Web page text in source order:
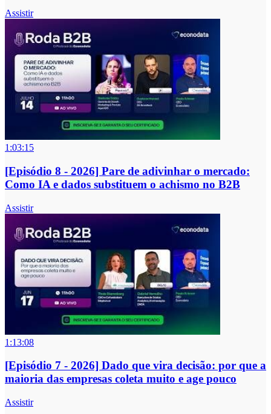
Assistir
1:03:15
[Episódio 8 - 2026] Pare de adivinhar o mercado:
Como IA e dados substituem o achismo no B2B
Assistir
1:13:08
[Episódio 7 - 2026] Dado que vira decisão: por que a
maioria das empresas coleta muito e age pouco
Assistir